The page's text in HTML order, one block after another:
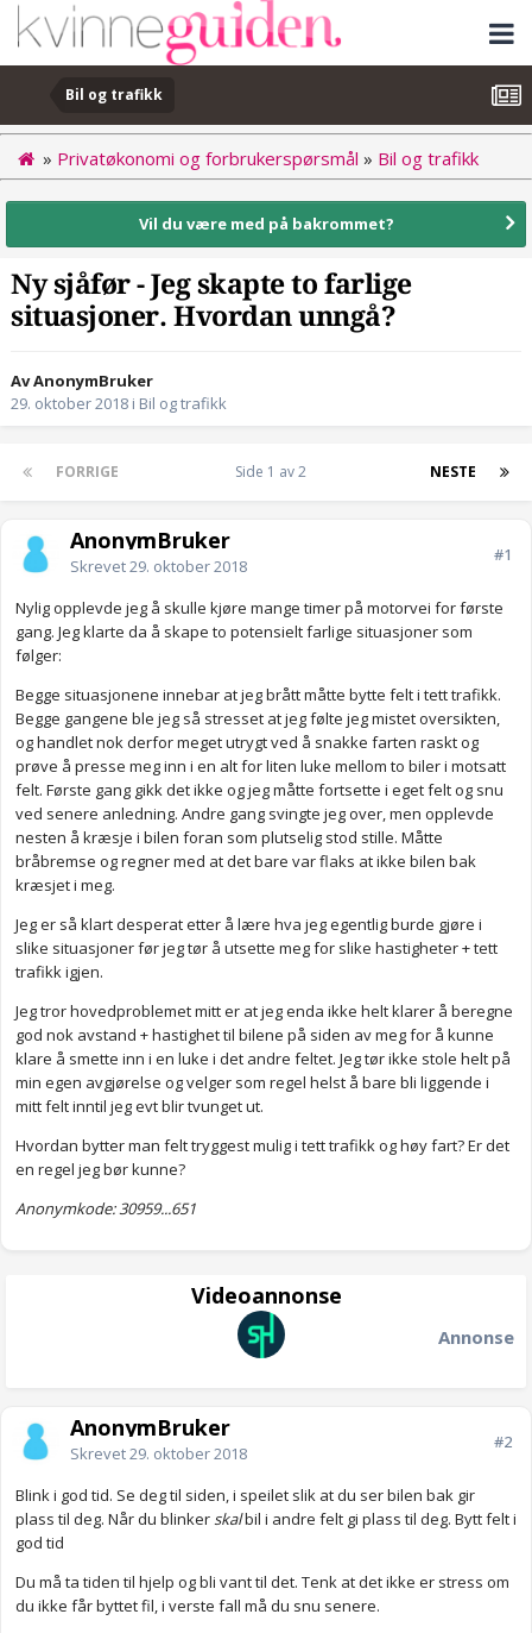
Bil og trafikk
» Privatøkonomi og forbrukerspørsmål » Bil og trafikk
Vil du være med på bakrommet?
Ny sjåfør - Jeg skapte to farlige
situasjoner. Hvordan unngå?
Av AnonymBruker
29. oktober 2018 i Bil og trafikk
FORRIGE NESTE
Side 1 av 2
AnonymBruker
Skrevet29. oktober 2018
#1
Nylig opplevde jeg å skulle kjøre mange timer på motorvei for første
gang. Jeg klarte da å skape to potensielt farlige situasjoner som
følger:
Begge situasjonene innebar at jeg brått måtte bytte felt i tett trafikk.
Begge gangene ble jeg så stresset at jeg følte jeg mistet oversikten,
og handlet nok derfor meget utrygt ved å snakke farten raskt og
prøve å presse meg inn i en alt for liten luke mellom to biler i motsatt
felt. Første gang gikk det ikke og jeg måtte fortsette i eget felt og snu
ved senere anledning. Andre gang svingte jeg over, men opplevde
nesten å kræsje i bilen foran som plutselig stod stille. Måtte
bråbremse og regner med at det bare var flaks at ikke bilen bak
kræsjet i meg.
Jeg er så klart desperat etter å lære hva jeg egentlig burde gjøre i
slike situasjoner før jeg tør å utsette meg for slike hastigheter + tett
trafikk igjen.
Jeg tror hovedproblemet mitt er at jeg enda ikke helt klarer å beregne
god nok avstand + hastighet til bilene på siden av meg for å kunne
klare å smette inn i en luke i det andre feltet. Jeg tør ikke stole helt på
min egen avgjørelse og velger som regel helst å bare bli liggende i
mitt felt inntil jeg evt blir tvunget ut.
Hvordan bytter man felt tryggest mulig i tett trafikk og høy fart? Er det
en regel jeg bør kunne?
Anonymkode: 30959...651
Videoannonse
Annonse
AnonymBruker
Skrevet29. oktober 2018
#2
Blink i god tid. Se deg til siden, i speilet slik at du ser bilen bak gir
plass til deg. Når du blinkerskalbil i andre felt gi plass til deg. Bytt felt i
god tid
Du må ta tiden til hjelp og bli vant til det. Tenk at det ikke er stress om
du ikke får byttet fil, i verste fall må du snu senere.